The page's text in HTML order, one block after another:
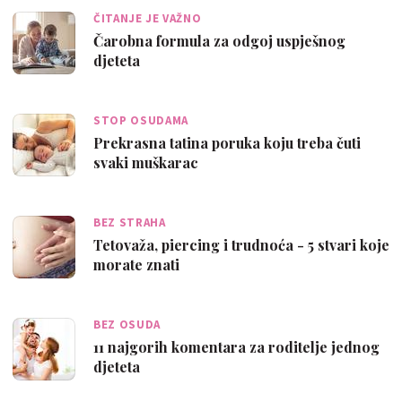
ČITANJE JE VAŽNO
Čarobna formula za odgoj uspješnog
djeteta
STOP OSUDAMA
Prekrasna tatina poruka koju treba čuti
svaki muškarac
BEZ STRAHA
Tetovaža, piercing i trudnoća - 5 stvari koje
morate znati
BEZ OSUDA
11 najgorih komentara za roditelje jednog
djeteta